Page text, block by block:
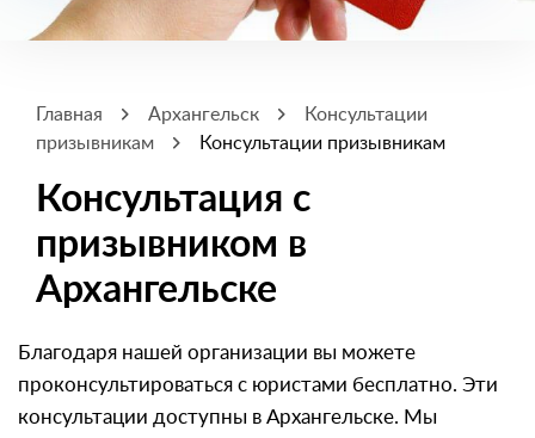
Главная Архангельск
Консультации
призывникам
Консультации призывникам
Консультация с
призывником в
Архангельске
Благодаря нашей организации вы можете
проконсультироваться с юристами бесплатно. Эти
консультации доступны в Архангельске. Мы